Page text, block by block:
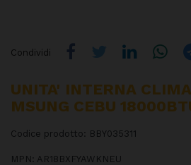
Condividi
UNITA' INTERNA
MSUNG CEBU
Codice prodotto: BBY035311
MPN: AR18BXFYAWKNEU